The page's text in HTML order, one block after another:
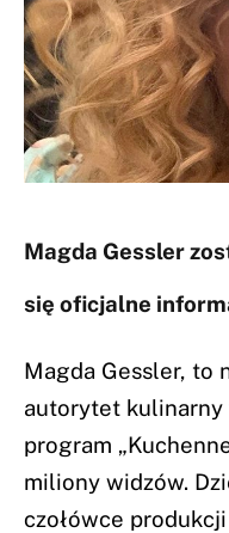
Magda Gessler
się oficjalne
Magda Gessler, to
autorytet kulinarny
program
miliony widzów.
czołówce